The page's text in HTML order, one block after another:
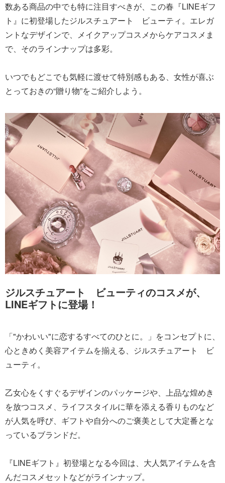
数ある商品の中でも特に注目すべきが、この春『LINEギフ
ト』に初登場したジルスチュアート ビューティ。エレガ
ントなデザインで、メイクアップコスメからケアコスメま
で、そのラインナップは多彩。
いつでもどこでも気軽に渡せて特別感もある、女性が喜ぶ
とっておきの“贈り物”をご紹介しよう。
ジルスチュアート ビューティのコスメが、
LINEギフトに登場！
「"かわいい"に恋するすべてのひとに。」をコンセプトに、
心ときめく美容アイテムを揃える、ジルスチュアート ビ
ューティ。
乙女心をくすぐるデザインのパッケージや、上品な煌めき
を放つコスメ、ライフスタイルに華を添える香りものなど
が人気を呼び、ギフトや自分へのご褒美として大定番とな
っているブランドだ。
『LINEギフト』初登場となる今回は、大人気アイテムを含
んだコスメセットなどがラインナップ。